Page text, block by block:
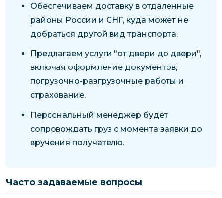
Обеспечиваем доставку в отдаленные
районы России и СНГ, куда может не
добраться другой вид транспорта.
Предлагаем услуги "от двери до двери",
включая оформление документов,
погрузочно-разгрузочные работы и
страхование.
Персональный менеджер будет
сопровождать груз с момента заявки до
вручения получателю.
Часто задаваемые вопросы